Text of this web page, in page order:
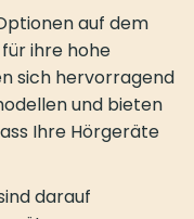
auf dem
ihre hohe
sich hervorragend
und bieten
Ihre Hörgeräte
darauf